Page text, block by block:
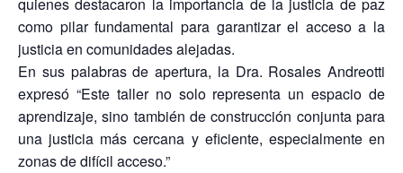
quienes destacaron la importancia de la justicia de paz
como pilar fundamental para garantizar el acceso a la
justicia en comunidades alejadas.
En sus palabras de apertura, la Dra. Rosales Andreotti
expresó “Este taller no solo representa un espacio de
aprendizaje, sino también de construcción conjunta para
una justicia más cercana y eficiente, especialmente en
zonas de difícil acceso.”